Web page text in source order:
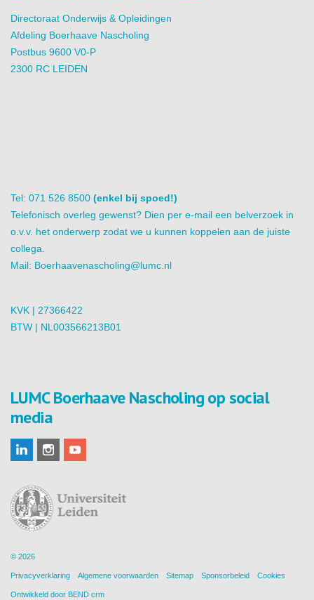
Directoraat Onderwijs & Opleidingen
Afdeling Boerhaave Nascholing
Postbus 9600 V0-P
2300 RC LEIDEN
Tel: 071 526 8500 (enkel bij spoed!)
Telefonisch overleg gewenst? Dien per e-mail een belverzoek in
o.v.v. het onderwerp zodat we u kunnen koppelen aan de juiste
collega.
Mail: Boerhaavenascholing@lumc.nl
KVK | 27366422
BTW | NL003566213B01
LUMC Boerhaave Nascholing op social
media
© 2026
Privacyverklaring Algemene voorwaarden Sitemap Sponsorbeleid Cookies
Ontwikkeld door BEND crm